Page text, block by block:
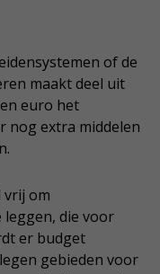
of de
maakt deel uit
euro het
nog extra middelen
vrij om
die voor
er budget
gebieden voor